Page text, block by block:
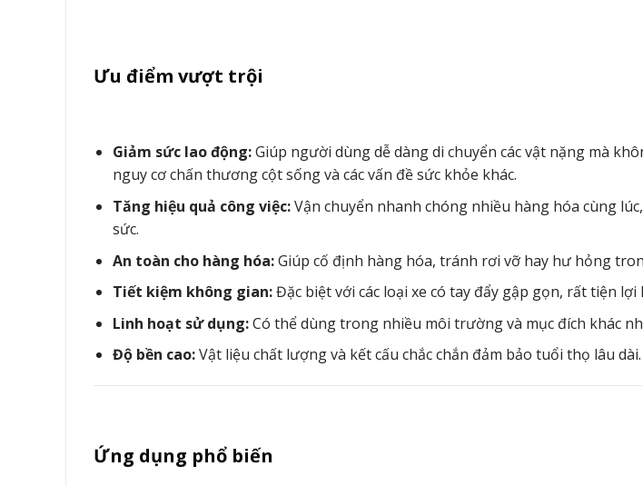
Ưu điểm vượt trội
Giảm sức lao động:Giúp người dùng dễ dàng di chuyển các vật nặng mà
nguy cơ chấn thương cột sống và các vấn đề sức khỏe khác.
Tăng hiệu quả công việc:Vận chuyển nhanh chóng nhiều hàng hóa cùng
sức.
An toàn cho hàng hóa:Giúp cố định hàng hóa, tránh rơi vỡ hay hư hỏng
Tiết kiệm không gian:Đặc biệt với các loại xe có tay đẩy gập gọn, rất tiện lợi
Linh hoạt sử dụng:Có thể dùng trong nhiều môi trường và mục đích khác
Độ bền cao:Vật liệu chất lượng và kết cấu chắc chắn đảm bảo tuổi thọ lâu dài.
Ứng dụng phổ biến